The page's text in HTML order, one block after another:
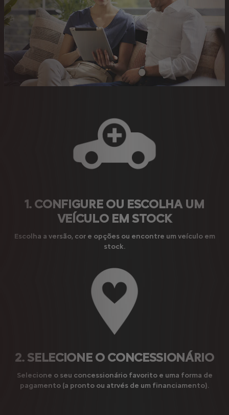
1. CONFIGURE OU ESCOLHA UM
VEÍCULO EM STOCK
Escolha a versão, cor e opções ou encontre um veículo em
stock.
2. SELECIONE O CONCESSIONÁRIO
Selecione o seu concessionário favorito e uma forma de
pagamento (a pronto ou atrvés de um financiamento).